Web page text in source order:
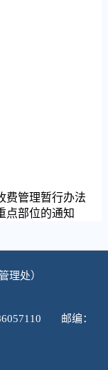
费管理暂行办法
点部位的通知
管理处）
邮编：